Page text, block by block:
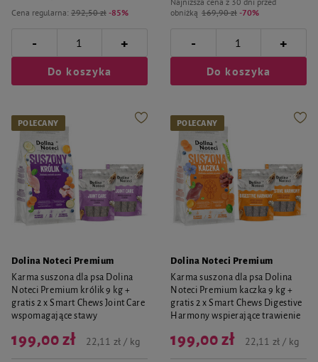
Cena regularna: 292,50 zł -85%
- +
Do koszyka
obniżką 169,90 zł -70%
- +
Do koszyka
POLECANY
Dolina Noteci Premium
Karma suszona dla psa Dolina
Noteci Premium królik 9 kg +
gratis 2 x Smart Chews Joint Care
wspomagające stawy
199,00 zł 22,11 zł / kg
POLECANY
Dolina Noteci Premium
Karma suszona dla psa Dolina
Noteci Premium kaczka 9 kg +
gratis 2 x Smart Chews Digestive
Harmony wspierające trawienie
199,00 zł 22,11 zł / kg